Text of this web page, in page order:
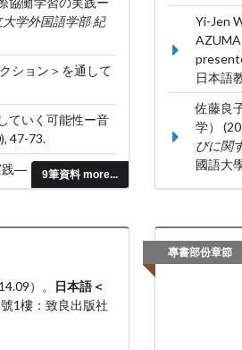
9筆資料 more...
大学外国語学部 紀
ション＞を通して
ていく可能性ー音
47-73.
―『自学ランチ』
Yi-Jen
日本語
佐藤良
学）
びに関
國語大
(王怡人
ジウム
佐藤（
區/名
湾日
仁大學
）。
日本語＜
1樓：致良出版社
專書部份章節